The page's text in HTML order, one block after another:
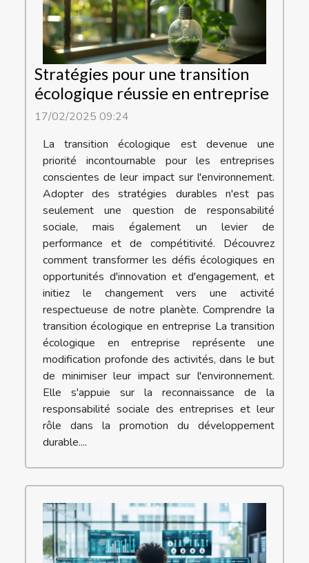
Stratégies pour une transition
écologique réussie en entreprise
17/02/2025 09:24
La transition écologique est devenue une
priorité incontournable pour les entreprises
conscientes de leur impact sur l'environnement.
Adopter des stratégies durables n'est pas
seulement une question de responsabilité
sociale, mais également un levier de
performance et de compétitivité. Découvrez
comment transformer les défis écologiques en
opportunités d'innovation et d'engagement, et
initiez le changement vers une activité
respectueuse de notre planète. Comprendre la
transition écologique en entreprise La transition
écologique en entreprise représente une
modification profonde des activités, dans le but
de minimiser leur impact sur l'environnement.
Elle s'appuie sur la reconnaissance de la
responsabilité sociale des entreprises et leur
rôle dans la promotion du développement
durable....